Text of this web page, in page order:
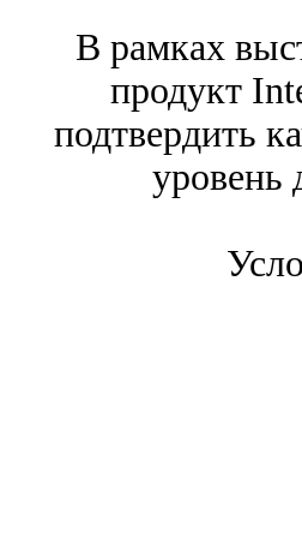
В рамках
продукт
подтвердить
уровень